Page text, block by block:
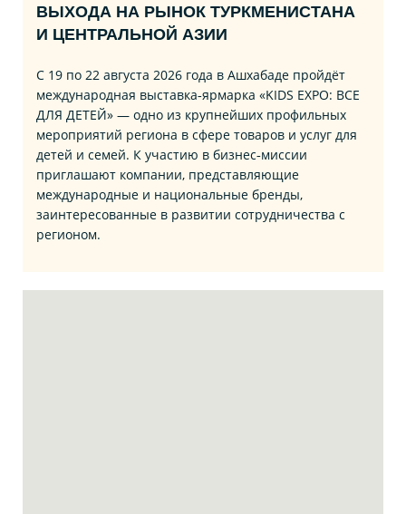
ВЫХОДА НА РЫНОК ТУРКМЕНИСТАНА
И ЦЕНТРАЛЬНОЙ АЗИИ
С 19 по 22 августа 2026 года в Ашхабаде пройдёт
международная выставка‑ярмарка «KIDS EXPO: ВСЕ
ДЛЯ ДЕТЕЙ» — одно из крупнейших профильных
мероприятий региона в сфере товаров и услуг для
детей и семей. К участию в бизнес‑миссии
приглашают компании, представляющие
международные и национальные бренды,
заинтересованные в развитии сотрудничества с
регионом.